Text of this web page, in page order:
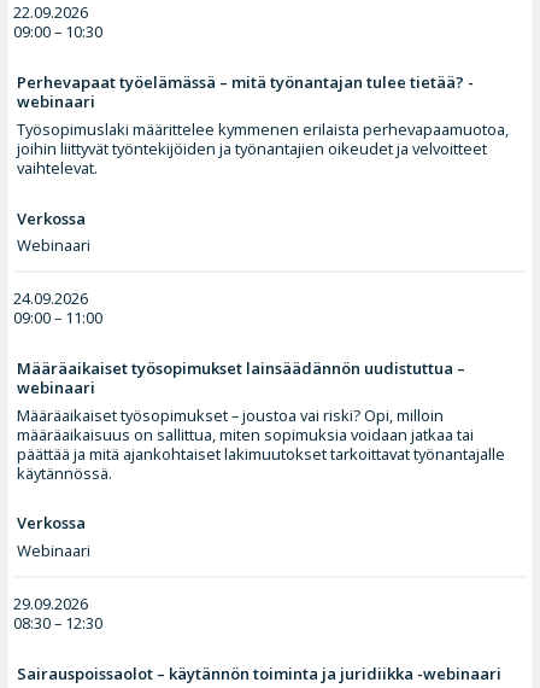
22.09.2026
09:00 – 10:30
Perhevapaat työelämässä – mitä työnantajan tulee tietää? -
webinaari
Työsopimuslaki määrittelee kymmenen erilaista perhevapaamuotoa,
joihin liittyvät työntekijöiden ja työnantajien oikeudet ja velvoitteet
vaihtelevat.
Verkossa
Webinaari
24.09.2026
09:00 – 11:00
Määräaikaiset työsopimukset lainsäädännön uudistuttua –
webinaari
Määräaikaiset työsopimukset – joustoa vai riski? Opi, milloin
määräaikaisuus on sallittua, miten sopimuksia voidaan jatkaa tai
päättää ja mitä ajankohtaiset lakimuutokset tarkoittavat työnantajalle
käytännössä.
Verkossa
Webinaari
29.09.2026
08:30 – 12:30
Sairauspoissaolot – käytännön toiminta ja juridiikka -webinaari